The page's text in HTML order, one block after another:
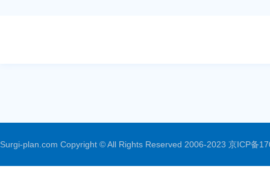
Surgi-plan.com Copyright © All Rights Reserved 2006-2023 京ICP备